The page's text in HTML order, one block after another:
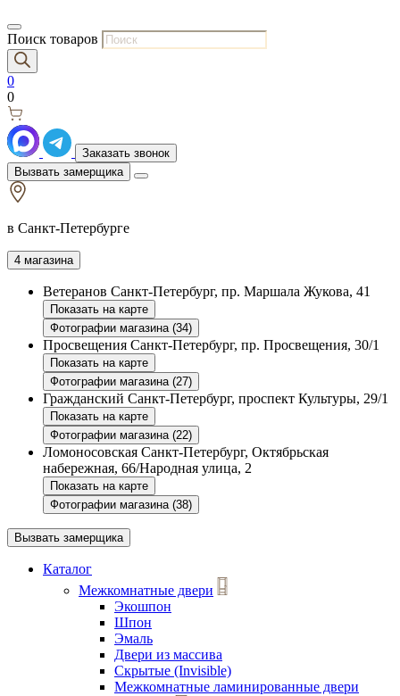
Поиск товаров
0
0
Заказать звонок
Вызвать замерщика
в Санкт-Петербурге
4 магазина
Ветеранов Санкт-Петербург, пр. Маршала Жукова, 41
Показать на карте
Фотографии магазина (34)
Просвещения Санкт-Петербург, пр. Просвещения, 30/1
Показать на карте
Фотографии магазина (27)
Гражданский Санкт-Петербург, проспект Культуры, 29/1
Показать на карте
Фотографии магазина (22)
Ломоносовская Санкт-Петербург, Октябрьская
набережная, 66/Народная улица, 2
Показать на карте
Фотографии магазина (38)
Вызвать замерщика
Каталог
Межкомнатные двери
Экошпон
Шпон
Эмаль
Двери из массива
Скрытые (Invisible)
Межкомнатные ламинированные двери